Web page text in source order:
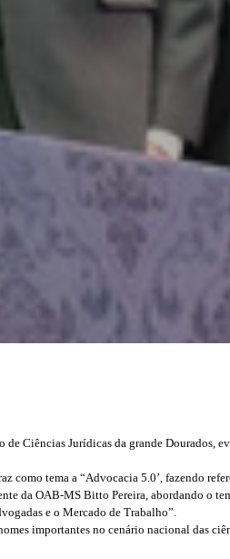
de Ciências Jurídicas da grande Dourados,
como tema a “Advocacia 5.0’, fazendo
da OAB-MS Bitto Pereira, abordando o
e o Mercado de Trabalho”.
importantes no cenário nacional das